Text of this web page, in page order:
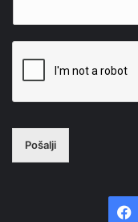
Pošalji